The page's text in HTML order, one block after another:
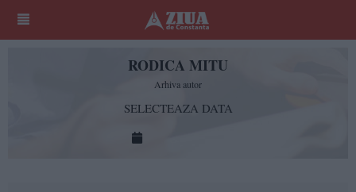
RODICA MITU
Arhiva autor
SELECTEAZA DATA